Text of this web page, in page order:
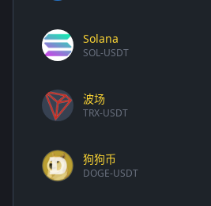
Solana
SOL-USDT
波场
TRX-USDT
狗狗币
DOGE-USDT